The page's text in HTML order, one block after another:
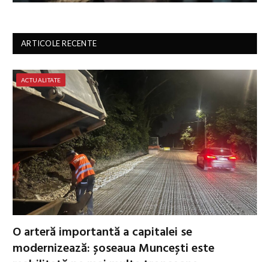
ARTICOLE RECENTE
ACTUALITATE
O arteră importantă a capitalei se
modernizează: șoseaua Muncești este